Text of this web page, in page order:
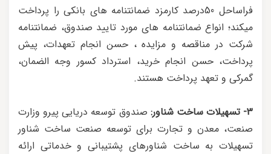
فراساحل 50درصد کارمزد ضمانتنامه های بانکی را پرداخت
میکند؛ انواع ضمانتنامه های مورد تایید صندوق، ضمانتنامه
شرکت در مناقصه و مزایده ، حسن انجام تعهدات، پیش
پرداخت، حسن انجام خرید، استرداد کسور وجه الضمان،
گمرکی و تعهد پرداخت هستند.
3- تسهیلات ساخت شناور:
صندوق توسعه دریایی پیرو وزارت
صنعت، معدن و تجارت برای توسعه صنعت ساخت شناور
تسهیلات به ساخت شناورهای پشتیبانی و خدماتی ارائه